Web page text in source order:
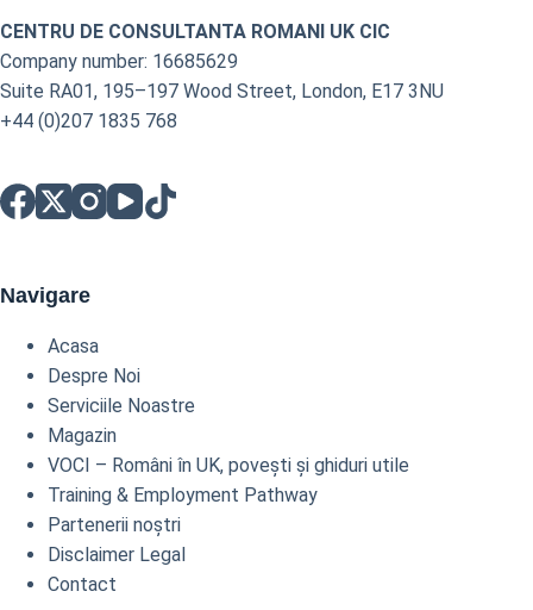
CENTRU DE CONSULTANTA ROMANI UK CIC
Company number: 16685629
Suite RA01, 195–197 Wood Street, London, E17 3NU
+44 (0)207 1835 768
Navigare
Acasa
Despre Noi
Serviciile Noastre
Magazin
VOCI – Români în UK, povești și ghiduri utile
Training & Employment Pathway
Partenerii noștri
Disclaimer Legal
Contact